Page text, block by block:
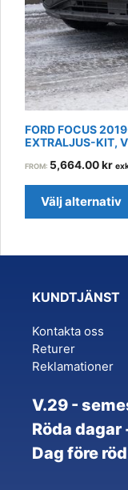
FORD FOCUS
EXTRALJUS-KIT,
FROM: 5,664.00kr
Välj alternativ
the
product
page
KUNDTJÄNST
Kontakta oss
Returer
Reklamationer
V.29 -
Röda
Dag före